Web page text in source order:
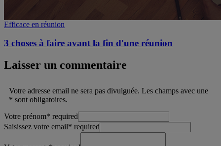
Efficace en réunion
3 choses à faire avant la fin d'une réunion
Laisser un commentaire
Votre adresse email ne sera pas divulguée. Les champs avec une
* sont obligatoires.
Votre prénom* required
Saisissez votre email* required